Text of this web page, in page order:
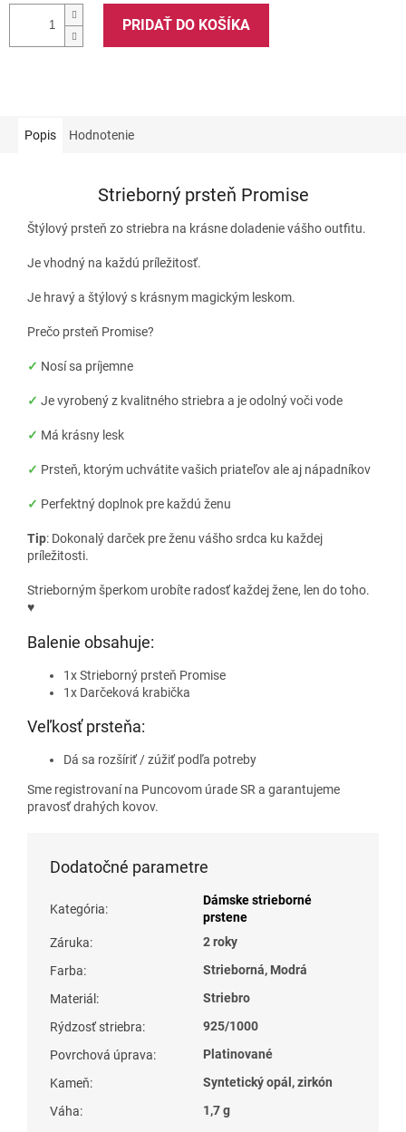
PRIDAŤ DO KOŠÍKA
Popis Hodnotenie
Strieborný prsteň Promise
Štýlový prsteň zo striebra na krásne doladenie vášho outfitu.
Je vhodný na každú príležitosť.
Je hravý a štýlový s krásnym magickým leskom.
Prečo prsteň Promise?
✓ Nosí sa príjemne
✓ Je vyrobený z kvalitného striebra a je odolný voči vode
✓ Má krásny lesk
✓ Prsteň, ktorým uchvátite vašich priateľov ale aj nápadníkov
✓ Perfektný doplnok pre každú ženu
Tip: Dokonalý darček pre ženu vášho srdca ku každej
príležitosti.
Strieborným šperkom urobíte radosť každej žene, len do toho.
♥
Balenie obsahuje:
1x Strieborný prsteň Promise
1x Darčeková krabička
Veľkosť prsteňa:
Dá sa rozšíriť / zúžiť podľa potreby
Sme registrovaní na Puncovom úrade SR a garantujeme
pravosť drahých kovov.
Dodatočné parametre
Kategória:
Dámske strieborné
prstene
Záruka:
2 roky
Farba:
Strieborná, Modrá
Materiál :
Striebro
Rýdzosť striebra:
925/1000
Povrchová úprava:
Platinované
Kameň:
Syntetický opál, zirkón
Váha:
1,7 g